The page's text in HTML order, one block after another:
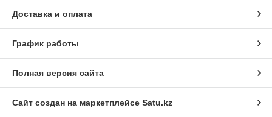
Доставка и оплата
График работы
Полная версия сайта
Сайт создан на маркетплейсе Satu.kz